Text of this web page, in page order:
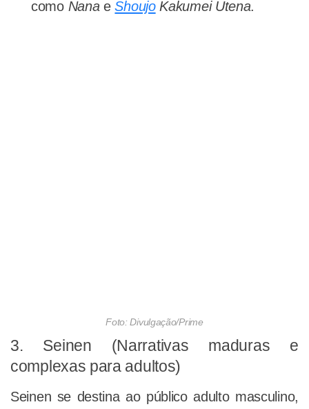
como NanaeShoujoKakumei Utena.
Foto: Divulgação/Prime
3. Seinen (Narrativas maduras e
complexas para adultos)
Seinen se destina ao público adulto masculino,